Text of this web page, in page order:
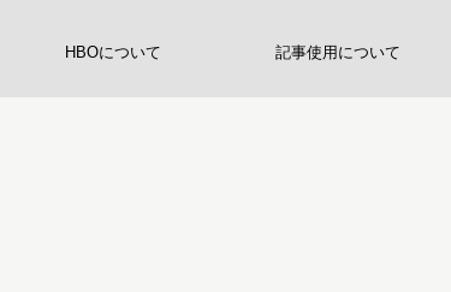
HBOについて 記事使用について